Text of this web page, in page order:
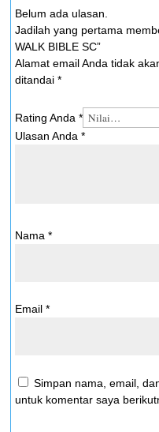
Belum ada ulasan.
Jadilah yang pertama
WALK BIBLE SC”
Alamat email Anda tidak
ditandai *
Rating Anda *
Ulasan Anda *
Nama *
Email *
Simpan nama, email,
untuk komentar saya